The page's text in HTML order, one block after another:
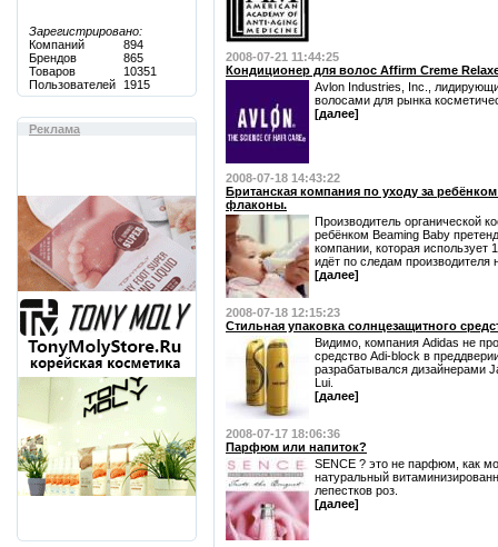
Зарегистрировано:
Компаний
894
Брендов
865
Товаров
10351
Пользователей
1915
Реклама
2008-07-21 11:44:25
Кондиционер для волос Affirm Creme
Avlon Industries, Inc.,
волосами для рынка
[далее]
2008-07-18 14:43:22
Британская компания по уходу за
флаконы.
Производитель органической
ребёнком Beaming Baby
компании, которая
идёт по следам производителя
[далее]
2008-07-18 12:15:23
Стильная упаковка солнцезащитного
Видимо, компания Adidas не
средство Adi-block в
разрабатывался дизайнерами
Lui.
[далее]
2008-07-17 18:06:36
Парфюм или напиток?
SENCE ? это не парфюм, как
натуральный
лепестков роз.
[далее]